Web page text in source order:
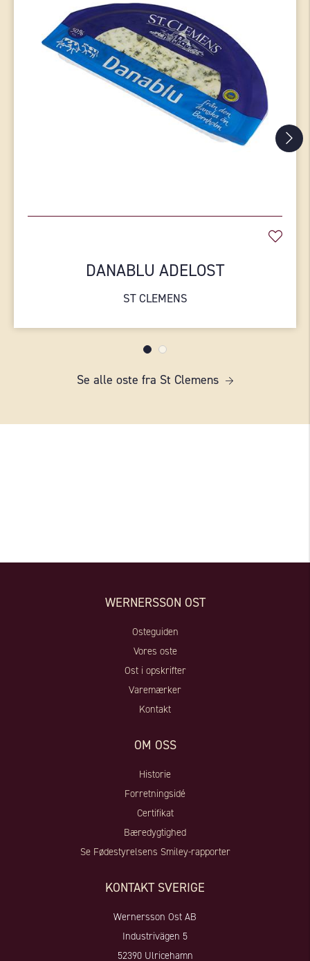
DANABLU ADELOST
ST CLEMENS
Se alle oste fra St Clemens
WERNERSSON OST
Osteguiden
Vores oste
Ost i opskrifter
Varemærker
Kontakt
OM OSS
Historie
Forretningsidé
Certifikat
Bæredygtighed
Se Fødestyrelsens Smiley-rapporter
KONTAKT SVERIGE
Wernersson Ost AB
Industrivägen 5
52390 Ulricehamn